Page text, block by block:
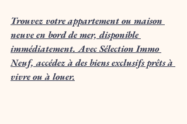
Trouvez votre appartement ou maison
neuve en bord de mer, disponible
immédiatement. Avec Sélection Immo
Neuf, accédez à des biens exclusifs prêts à
vivre ou à louer.